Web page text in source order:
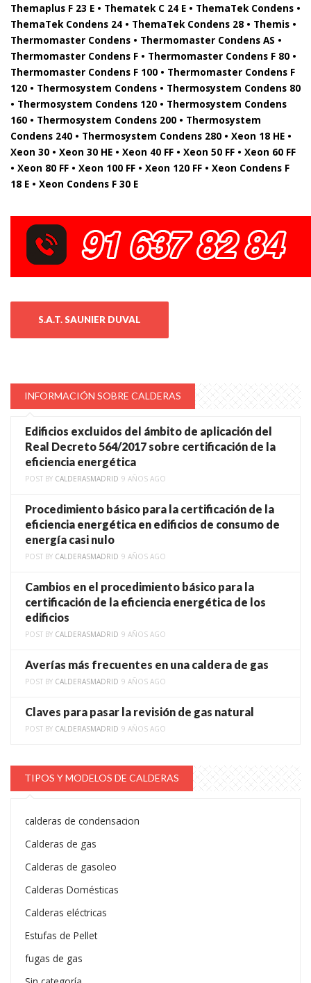
Themaplus F 23 E • Thematek C 24 E • ThemaTek Condens •
ThemaTek Condens 24 • ThemaTek Condens 28 • Themis •
Thermomaster Condens • Thermomaster Condens AS •
Thermomaster Condens F • Thermomaster Condens F 80 •
Thermomaster Condens F 100 • Thermomaster Condens F
120 • Thermosystem Condens • Thermosystem Condens 80
• Thermosystem Condens 120 • Thermosystem Condens
160 • Thermosystem Condens 200 • Thermosystem
Condens 240 • Thermosystem Condens 280 • Xeon 18 HE •
Xeon 30 • Xeon 30 HE • Xeon 40 FF • Xeon 50 FF • Xeon 60 FF
• Xeon 80 FF • Xeon 100 FF • Xeon 120 FF • Xeon Condens F
18 E • Xeon Condens F 30 E
S.A.T. SAUNIER DUVAL
INFORMACIÓN SOBRE CALDERAS
Edificios excluidos del ámbito de aplicación del
Real Decreto 564/2017 sobre certificación de la
eficiencia energética
POST BY CALDERASMADRID 9 AÑOS AGO
Procedimiento básico para la certificación de la
eficiencia energética en edificios de consumo de
energía casi nulo
POST BY CALDERASMADRID 9 AÑOS AGO
Cambios en el procedimiento básico para la
certificación de la eficiencia energética de los
edificios
POST BY CALDERASMADRID 9 AÑOS AGO
Averías más frecuentes en una caldera de gas
POST BY CALDERASMADRID 9 AÑOS AGO
Claves para pasar la revisión de gas natural
POST BY CALDERASMADRID 9 AÑOS AGO
TIPOS Y MODELOS DE CALDERAS
calderas de condensacion
Calderas de gas
Calderas de gasoleo
Calderas Domésticas
Calderas eléctricas
Estufas de Pellet
fugas de gas